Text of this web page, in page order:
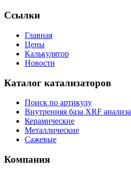
Ссылки
Главная
Цены
Калькулятор
Новости
Каталог катализаторов
Поиск по артикулу
Внутренняя база XRF анализа
Керамические
Металлические
Сажевые
Компания